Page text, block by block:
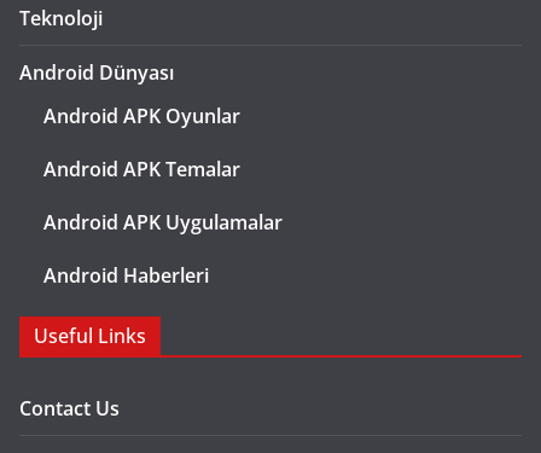
Teknoloji
Android Dünyası
Android APK Oyunlar
Android APK Temalar
Android APK Uygulamalar
Android Haberleri
Useful Links
Contact Us